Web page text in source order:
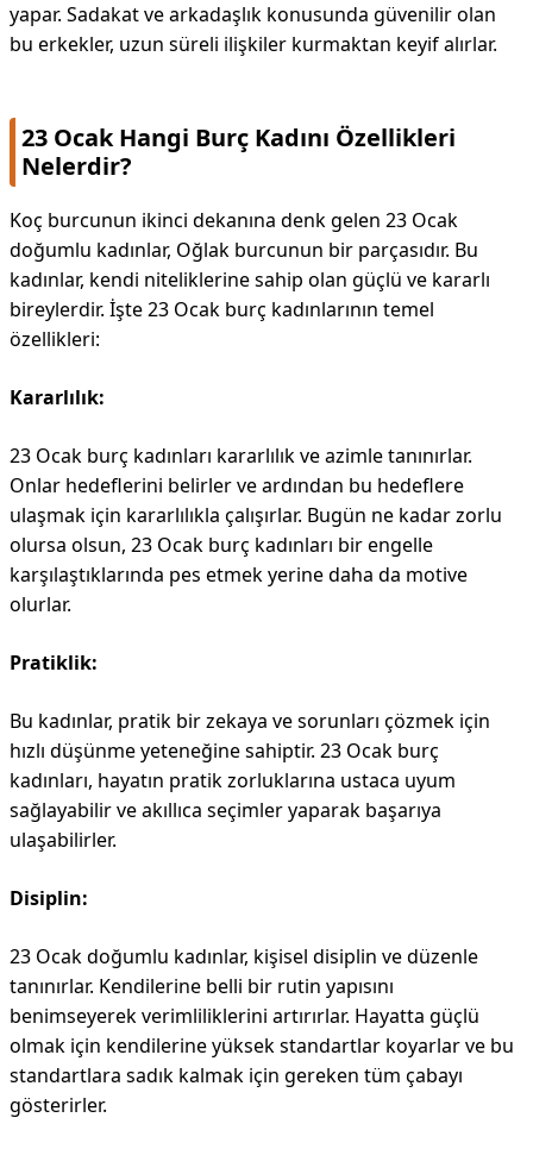
yapar. Sadakat ve arkadaşlık konusunda güvenilir olan
bu erkekler, uzun süreli ilişkiler kurmaktan keyif alırlar.
23 Ocak Hangi Burç Kadını Özellikleri
Nelerdir?
Koç burcunun ikinci dekanına denk gelen 23 Ocak
doğumlu kadınlar, Oğlak burcunun bir parçasıdır. Bu
kadınlar, kendi niteliklerine sahip olan güçlü ve kararlı
bireylerdir. İşte 23 Ocak burç kadınlarının temel
özellikleri:
Kararlılık:
23 Ocak burç kadınları kararlılık ve azimle tanınırlar.
Onlar hedeflerini belirler ve ardından bu hedeflere
ulaşmak için kararlılıkla çalışırlar. Bugün ne kadar zorlu
olursa olsun, 23 Ocak burç kadınları bir engelle
karşılaştıklarında pes etmek yerine daha da motive
olurlar.
Pratiklik:
Bu kadınlar, pratik bir zekaya ve sorunları çözmek için
hızlı düşünme yeteneğine sahiptir. 23 Ocak burç
kadınları, hayatın pratik zorluklarına ustaca uyum
sağlayabilir ve akıllıca seçimler yaparak başarıya
ulaşabilirler.
Disiplin:
23 Ocak doğumlu kadınlar, kişisel disiplin ve düzenle
tanınırlar. Kendilerine belli bir rutin yapısını
benimseyerek verimliliklerini artırırlar. Hayatta güçlü
olmak için kendilerine yüksek standartlar koyarlar ve bu
standartlara sadık kalmak için gereken tüm çabayı
gösterirler.